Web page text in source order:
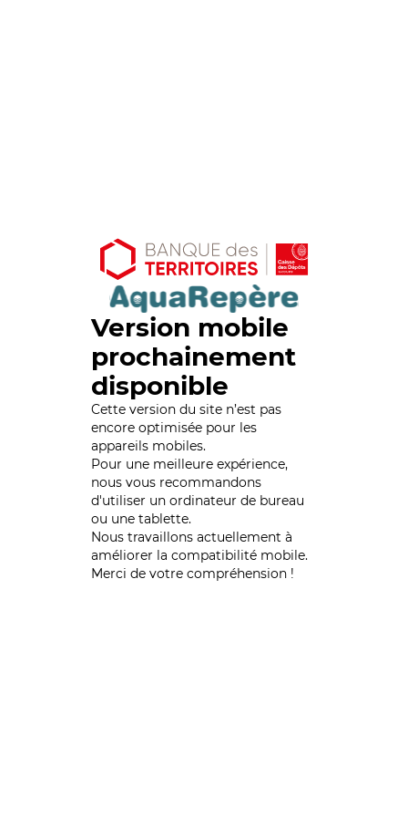
Version mobile
prochainement
disponible
Cette version du site n’est pas
encore optimisée pour les
appareils mobiles.
Pour une meilleure expérience,
nous vous recommandons
d'utiliser un ordinateur de bureau
ou une tablette.
Nous travaillons actuellement à
améliorer la compatibilité mobile.
Merci de votre compréhension !